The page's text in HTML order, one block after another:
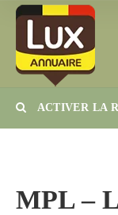
ACTIVER LA
MPL –